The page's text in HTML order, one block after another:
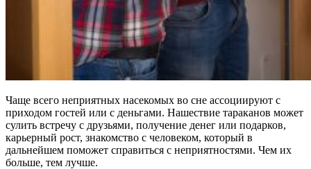
Чаще всего неприятных насекомых во сне ассоциируют с
приходом гостей или с деньгами. Нашествие тараканов может
сулить встречу с друзьями, получение денег или подарков,
карьерный рост, знакомство с человеком, который в
дальнейшем поможет справиться с неприятностями. Чем их
больше, тем лучше.